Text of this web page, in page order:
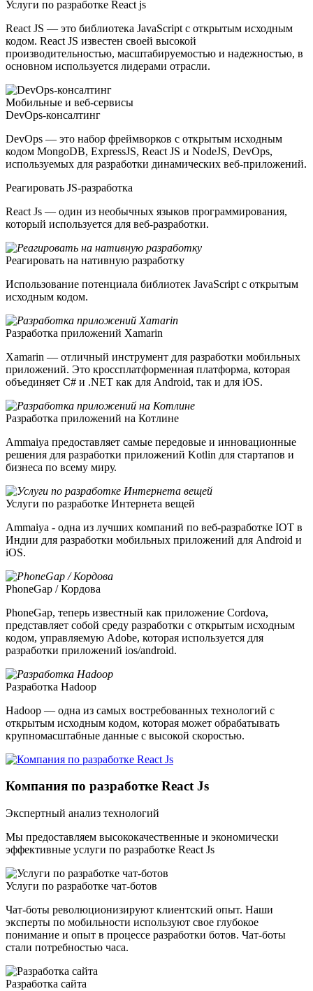
Услуги по разработке React js
React JS — это библиотека JavaScript с открытым исходным
кодом. React JS известен своей высокой
производительностью, масштабируемостью и надежностью, в
основном используется лидерами отрасли.
Мобильные и веб-сервисы
DevOps-консалтинг
DevOps — это набор фреймворков с открытым исходным
кодом MongoDB, ExpressJS, React JS и NodeJS, DevOps,
используемых для разработки динамических веб-приложений.
Реагировать JS-разработка
React Js — один из необычных языков программирования,
который используется для веб-разработки.
Реагировать на нативную разработку
Использование потенциала библиотек JavaScript с открытым
исходным кодом.
Разработка приложений Xamarin
Xamarin — отличный инструмент для разработки мобильных
приложений. Это кроссплатформенная платформа, которая
объединяет C# и .NET как для Android, так и для iOS.
Разработка приложений на Котлине
Ammaiya предоставляет самые передовые и инновационные
решения для разработки приложений Kotlin для стартапов и
бизнеса по всему миру.
Услуги по разработке Интернета вещей
Ammaiya - одна из лучших компаний по веб-разработке IOT в
Индии для разработки мобильных приложений для Android и
iOS.
PhoneGap / Кордова
PhoneGap, теперь известный как приложение Cordova,
представляет собой среду разработки с открытым исходным
кодом, управляемую Adobe, которая используется для
разработки приложений ios/android.
Разработка Hadoop
Hadoop — одна из самых востребованных технологий с
открытым исходным кодом, которая может обрабатывать
крупномасштабные данные с высокой скоростью.
Компания по разработке React Js
Экспертный анализ технологий
Мы предоставляем высококачественные и экономически
эффективные услуги по разработке React Js
Услуги по разработке чат-ботов
Чат-боты революционизируют клиентский опыт. Наши
эксперты по мобильности используют свое глубокое
понимание и опыт в процессе разработки ботов. Чат-боты
стали потребностью часа.
Разработка сайта